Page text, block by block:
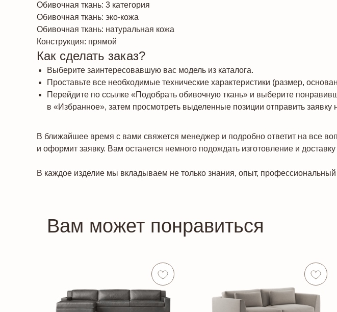
Обивочная ткань: 3 категория
Обивочная ткань: эко-кожа
Обивочная ткань: натуральная кожа
Конструкция: прямой
Как сделать заказ?
Выберите заинтересовавшую вас модель из каталога.
Проставьте все необходимые технические характеристики (размер,
Перейдите по ссылке «Подобрать обивочную ткань» и выберите
в «Избранное», затем просмотреть выделенные позиции отправить
В ближайшее время с вами свяжется менеджер и подробно ответит на все
и оформит заявку. Вам останется немного подождать изготовление и
В каждое изделие мы вкладываем не только знания, опыт,
Вам может понравиться